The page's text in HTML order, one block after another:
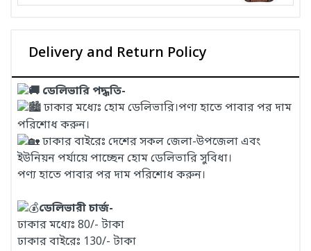
Delivery and Return Policy
ডেলিভারি পদ্ধতি-
ঢাকার মধ্যেঃ হোম ডেলিভারি।পণ্য হাতে পাবার পর দাম
পরিশোধ করুন।
ঢাকার বাইরেঃ দেশের সকল জেলা-উপজেলা এবং
ইউনিয়ন পর্যায়ে পাচ্ছেন হোম ডেলিভারি সুবিধা।
পণ্য হাতে পাবার পর দাম পরিশোধ করুন।
ডেলিভারী চার্জ-
ঢাকার মধ্যেঃ 80/- টাকা
ঢাকার বাইরেঃ 130/- টাকা